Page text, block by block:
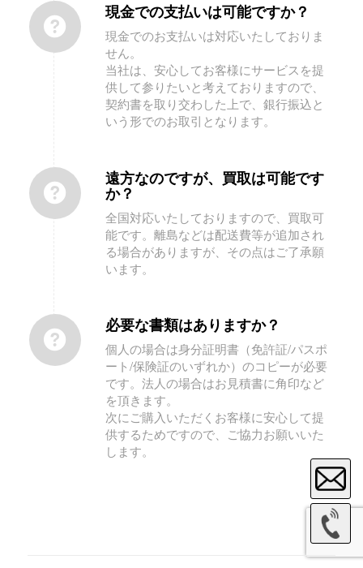
現金での支払いは可能ですか？
現金でのお支払いは対応いたしておりま
せん。
当社は、安心してお客様にサービスを提
供して参りたいと考えておりますので、
契約書を取り交わした上で、銀行振込と
いう形でのお取引となります。
遠方なのですが、買取は可能です
か？
全国対応いたしておりますので、買取可
能です。離島などは配送費等が追加され
る場合がありますが、その点はご了承願
います。
必要な書類はありますか？
個人の場合は身分証明書（免許証/パスポ
ート/保険証のいずれか）のコピーが必要
です。法人の場合はお見積書に角印など
を頂きます。
次にご購入いただくお客様に安心して提
供するためですので、ご協力お願いいた
します。